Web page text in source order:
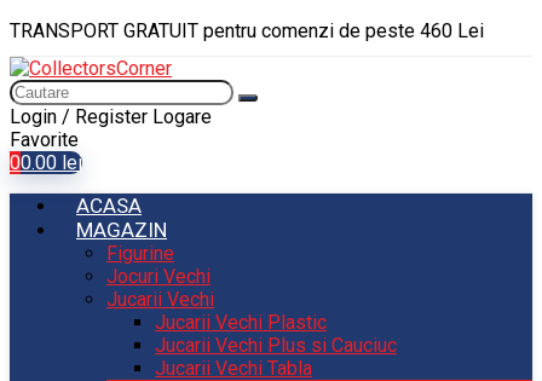
TRANSPORT GRATUIT pentru comenzi de peste 460 Lei
Login / Register Logare
Favorite
00.00 lei
ACASA
MAGAZIN
Figurine
Jocuri Vechi
Jucarii Vechi
Jucarii Vechi Plastic
Jucarii Vechi Plus si Cauciuc
Jucarii Vechi Tabla